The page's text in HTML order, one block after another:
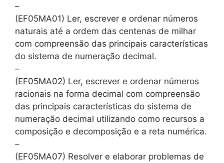
–
(EF05MA01) Ler, escrever e ordenar números
naturais até a ordem das centenas de milhar
com compreensão das principais características
do sistema de numeração decimal.
–
(EF05MA02) Ler, escrever e ordenar números
racionais na forma decimal com compreensão
das principais características do sistema de
numeração decimal utilizando como recursos a
composição e decomposição e a reta numérica.
–
(EF05MA07) Resolver e elaborar problemas de